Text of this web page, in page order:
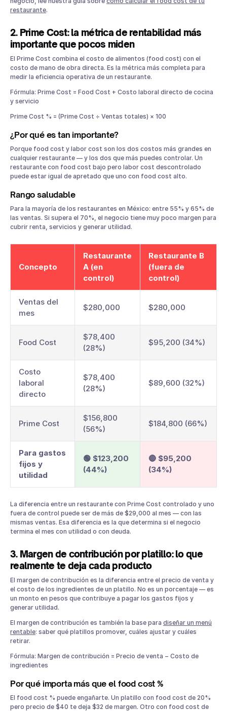
restaurante.
2. Prime Cost: la métrica de rentabilidad más
importante que pocos miden
El Prime Cost combina el costo de alimentos (food cost) con el
costo de mano de obra directa. Es la métrica más completa para
medir la eficiencia operativa de un restaurante.
Fórmula: Prime Cost = Food Cost + Costo laboral directo de cocina
y servicio
Prime Cost % = (Prime Cost ÷ Ventas totales) × 100
¿Por qué es tan importante?
Porque food cost y labor cost son los dos costos más grandes en
cualquier restaurante — y los dos que más puedes controlar. Un
restaurante con food cost bajo pero labor cost descontrolado
puede estar igual de apretado que uno con food cost alto.
Rango saludable
Para la mayoría de los restaurantes en México: entre 55% y 65% de
las ventas. Si supera el 70%, el negocio tiene muy poco margen para
cubrir renta, servicios y generar utilidad.
Concepto
Restaurante
A (en
control)
Restaurante B
(fuera de
control)
Ventas del
mes
$280,000 $280,000
Food Cost
$78,400
(28%)
$95,200 (34%)
Costo
laboral
directo
$78,400
(28%)
$89,600 (32%)
Prime Cost
$156,800
(56%)
$184,800 (66%)
Para gastos
fijos y
utilidad
🟢 $123,200
(44%)
🔴 $95,200
(34%)
La diferencia entre un restaurante con Prime Cost controlado y uno
fuera de control puede ser de más de $29,000 al mes — con las
mismas ventas. Esa diferencia es la que determina si el negocio
termina el mes con utilidad o con deuda.
3. Margen de contribución por platillo: lo que
realmente te deja cada producto
El margen de contribución es la diferencia entre el precio de venta y
el costo de los ingredientes de un platillo. No es un porcentaje — es
un monto en pesos que contribuye a pagar los gastos fijos y
generar utilidad.
El margen de contribución es también la base para diseñar un menú
rentable: saber qué platillos promover, cuáles ajustar y cuáles
retirar.
Fórmula: Margen de contribución = Precio de venta − Costo de
ingredientes
Por qué importa más que el food cost %
El food cost % puede engañarte. Un platillo con food cost de 20%
pero precio de $40 te deja $32 de margen. Otro con food cost de